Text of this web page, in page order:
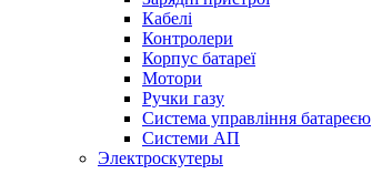
Кабелі
Контролери
Корпус батареї
Мотори
Ручки газу
Система управління батареєю
Системи АП
Электроскутеры